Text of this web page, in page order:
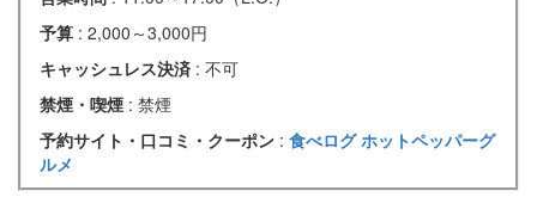
予算 : 2,000～3,000円
キャッシュレス決済 : 不可
禁煙・喫煙 : 禁煙
予約サイト・口コミ・クーポン : 食べログホットペッパーグ
ルメ